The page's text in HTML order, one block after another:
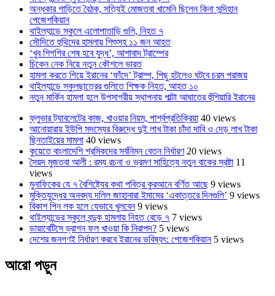
অন্ধকার গাড়িতে বৈঠক, সত্যিই মোজতবা খামেনি ছিলেন কিনা সন্দিহান
পেজেশকিয়ান
থাইল্যান্ডে স্কুলে এলোপাতাড়ি গুলি, নিহত ৭
সৌদিতে হুথিদের হামলায় শিশুসহ ১১ জন আহত
‘খুব শিগগির শেষ হবে যুদ্ধ’, আশাবাদ ট্রাম্পের
চিকেন নেক নিয়ে নতুন কৌশলে ভারত
হামলা করতে গিয়ে ইরানের ‘ফাঁদে’ ট্রাম্প, পিছু হটলেও ঘটবে চরম পরাজয়
থাইল্যান্ডে স্কুলছাত্রের গুলিতে শিক্ষক নিহত, আহত ১০
নতুন মার্কিন হামলা হলে উপসাগরীয় স্থাপনায় পাল্টা আঘাতের হুঁশিয়ারি ইরানের
ফ্লুভার ট্যাবলেটের কাজ, খাওয়ার নিয়ম, পার্শ্বপ্রতিক্রিয়া 40 views
আনোয়ারায় ইউপি সদস্যের বিরুদ্ধে দুই লাখ টাকা চাঁদা দাবি ও দেড় লাখ টাকা
ছিনতাইয়ের মামলা 40 views
কুয়েতে বাংলাদেশি শ্রমিকদের সর্বনিম্ন বেতন নির্ধারণ 20 views
সৈয়দ মুজতবা আলী : রম্য রচনা ও ভ্রমণ সাহিত্যে নতুন বাকের স্রষ্টা 11
views
মুনাফিকের যে ৭ বৈশিষ্ট্যের কথা পবিত্র কুরআনে বর্ণিত আছে 9 views
মুক্তিযুদ্ধের অনবদ্য দলিল জাহানারা ইমামের ‘একাত্তরে দিনগুলি’ 9 views
বিকাশ পিন লক হলে যেভাবে খুলবেন 9 views
থাইল্যান্ডের স্কুলে বন্দুক হামলায় নিহত বেড়ে ৭ 7 views
ডায়াবেটিসে ড্রাগন ফল খাওয়া কি নিরাপদ? 5 views
দেশের জনগণই নির্ধারণ করবে ইরানের ভবিষ্যৎ: পেজেশকিয়ান 5 views
আরো পড়ুন